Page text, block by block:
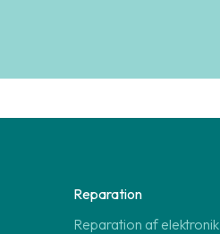
Reparation
Reparation af elektronik